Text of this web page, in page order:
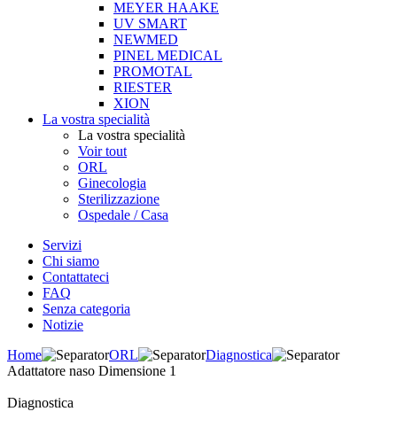
MEYER HAAKE
UV SMART
NEWMED
PINEL MEDICAL
PROMOTAL
RIESTER
XION
La vostra specialità
La vostra specialità
Voir tout
ORL
Ginecologia
Sterilizzazione
Ospedale / Casa
Servizi
Chi siamo
Contattateci
FAQ
Senza categoria
Notizie
Home
ORL
Diagnostica
Adattatore naso Dimensione 1
Diagnostica